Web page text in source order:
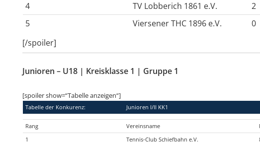
4
TV Lobberich 1861 e.V. 2
5
Viersener THC 1896 e.V. 0
[/spoiler]
Junioren – U18 | Kreisklasse 1 | Gruppe 1
[spoiler show=“Tabelle anzeigen“]
Tabelle der Konkurenz: Junioren I/II KK1
Rang Vereinsname
1
Tennis-Club Schiefbahn e.V.